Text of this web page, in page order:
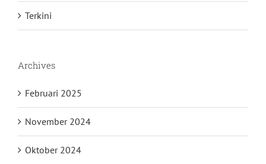
Terkini
Archives
Februari 2025
November 2024
Oktober 2024